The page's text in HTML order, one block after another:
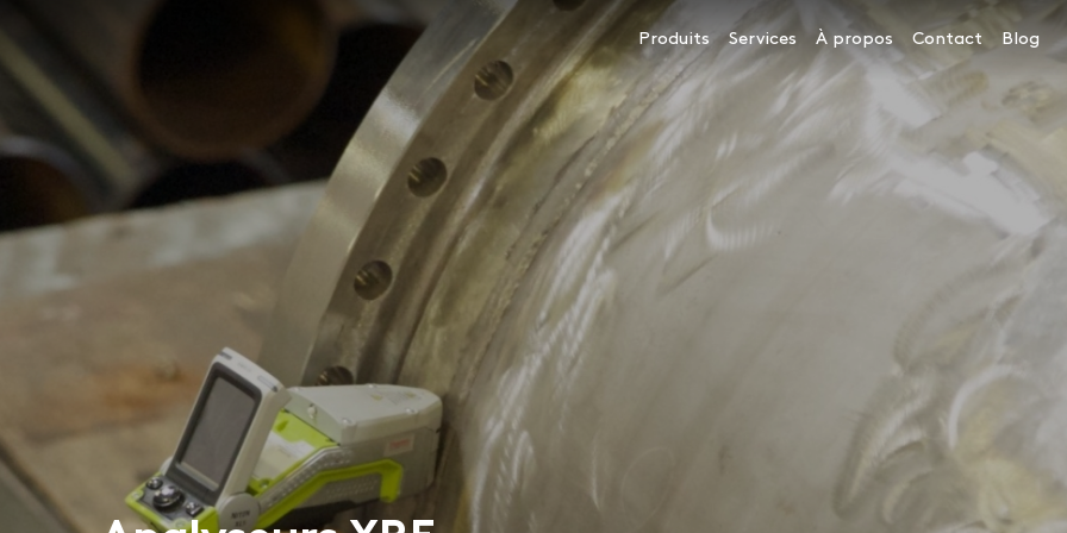
Navigation principale
Produits Services À propos Contact Blog